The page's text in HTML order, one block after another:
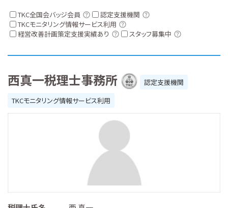
TKC全国会バッジ会員
認定支援機関
TKCモニタリング情報サービス利用
経営改善計画策定支援実績あり
スタッフ募集中
西真一税理士事務所
認定支援機関
TKCモニタリング情報サービス利用